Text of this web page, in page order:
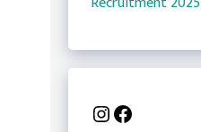
Instagram
Facebook